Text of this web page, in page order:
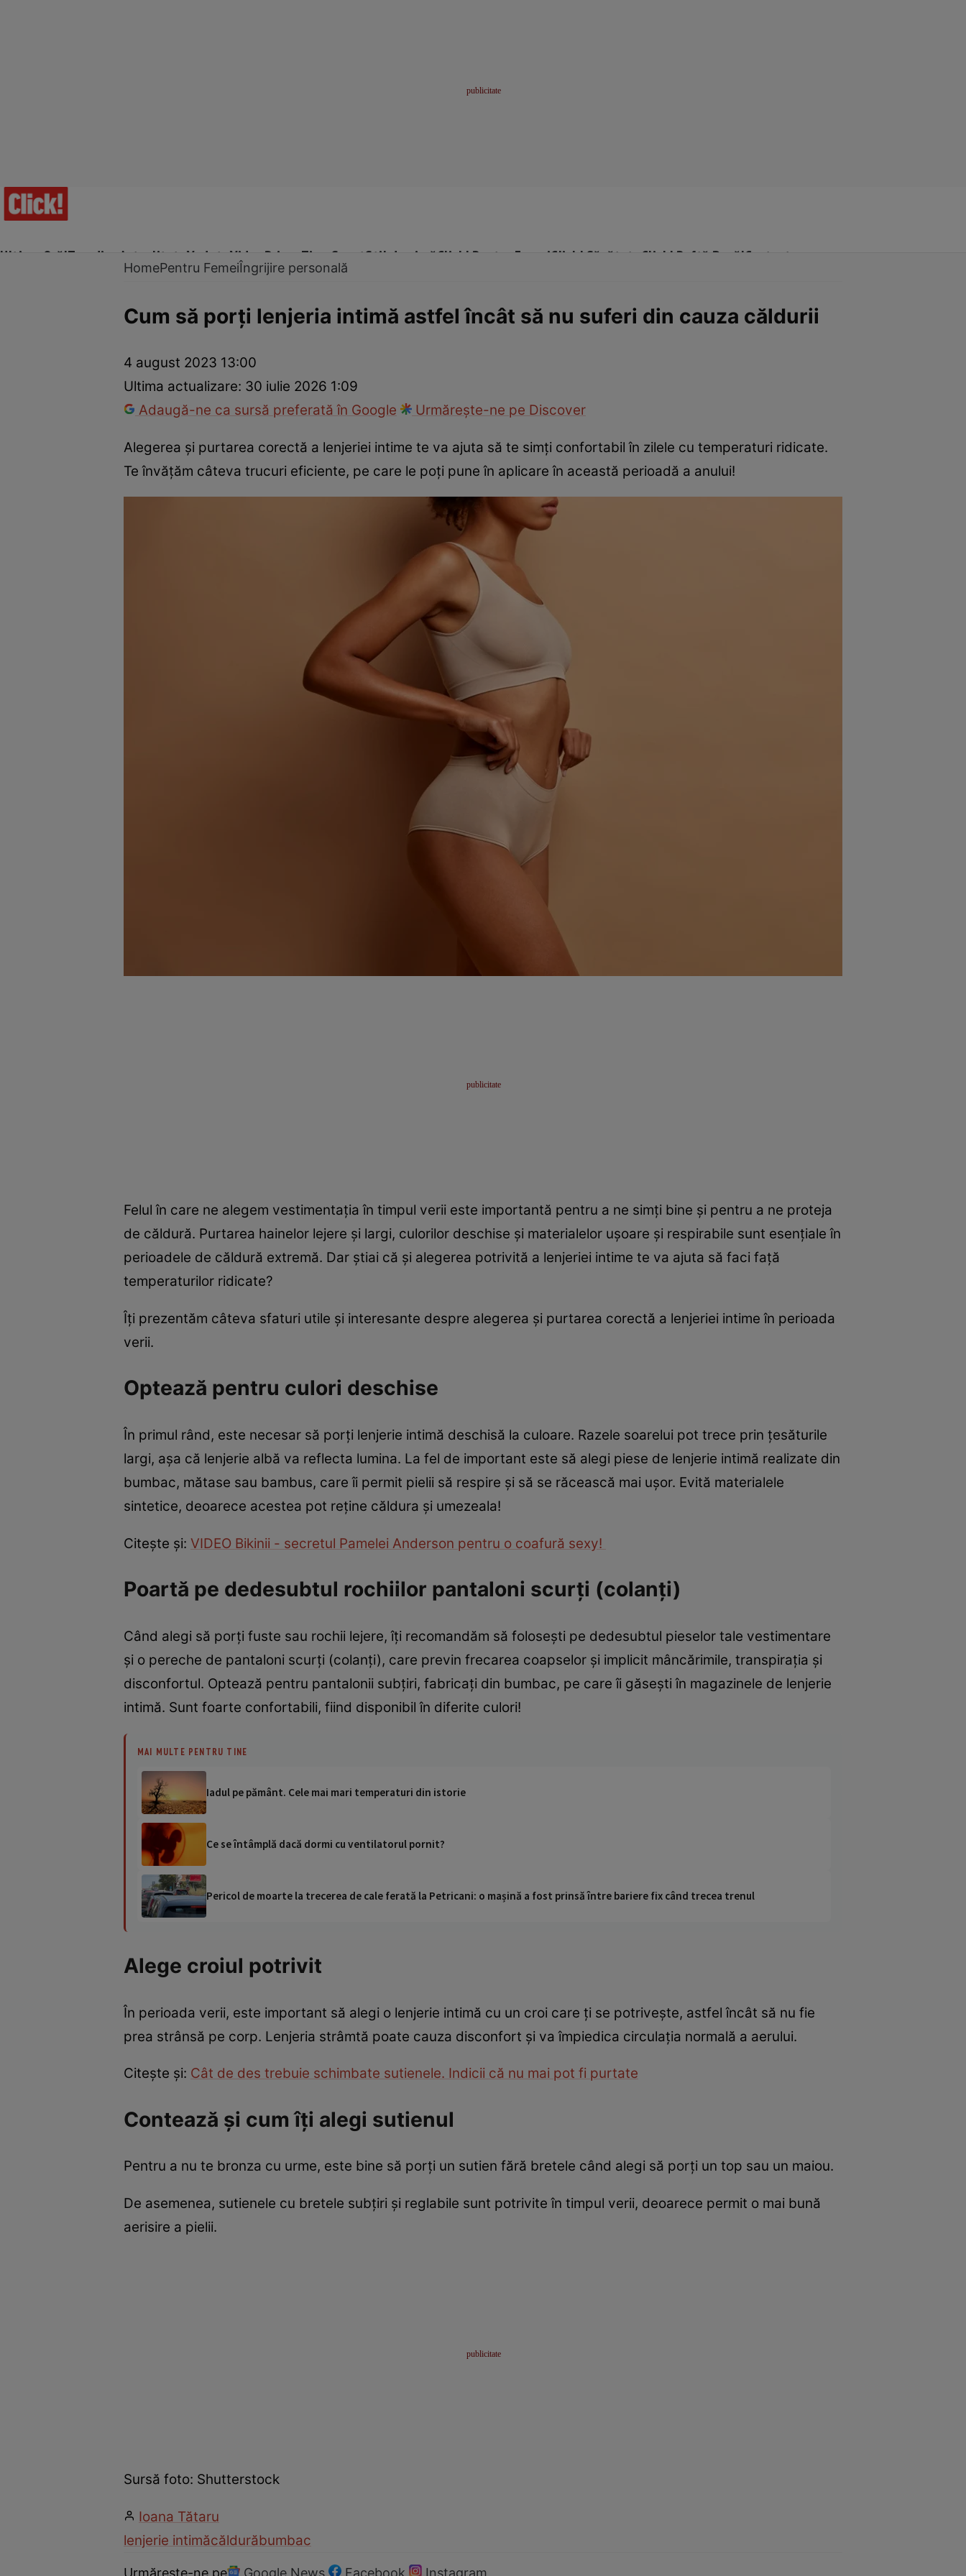
Ultima Oră!Trending Actualitate Vedete Video Prime Time SportStil de viațăClick! Pentru FemeiClick! Sănătate Click! Poftă Bună!Contact
Dezvoltare personalăÎngrijire personalăCasă și grădină
HomePentru FemeiÎngrijire personală
Cum să porți lenjeria intimă astfel încât să nu suferi din cauza căldurii
4 august 2023 13:00
Ultima actualizare: 30 iulie 2026 1:09
Adaugă-ne ca sursă preferată în Google
Urmărește-ne pe Discover
Alegerea și purtarea corectă a lenjeriei intime te va ajuta să te simți confortabil în zilele cu temperaturi ridicate.
Te învățăm câteva trucuri eficiente, pe care le poți pune în aplicare în această perioadă a anului!
Felul în care ne alegem vestimentația în timpul verii este importantă pentru a ne simți bine și pentru a ne proteja
de căldură. Purtarea hainelor lejere și largi, culorilor deschise și materialelor ușoare și respirabile sunt esențiale în
perioadele de căldură extremă. Dar știai că și alegerea potrivită a lenjeriei intime te va ajuta să faci față
temperaturilor ridicate?
Îți prezentăm câteva sfaturi utile și interesante despre alegerea și purtarea corectă a lenjeriei intime în perioada
verii.
Optează pentru culori deschise
În primul rând, este necesar să porți lenjerie intimă deschisă la culoare. Razele soarelui pot trece prin țesăturile
largi, așa că lenjerie albă va reflecta lumina. La fel de important este să alegi piese de lenjerie intimă realizate din
bumbac, mătase sau bambus, care îi permit pielii să respire și să se răcească mai ușor. Evită materialele
sintetice, deoarece acestea pot reține căldura și umezeala!
Citește și: VIDEO Bikinii - secretul Pamelei Anderson pentru o coafură sexy!
Poartă pe dedesubtul rochiilor pantaloni scurți (colanți)
Când alegi să porți fuste sau rochii lejere, îți recomandăm să folosești pe dedesubtul pieselor tale vestimentare
și o pereche de pantaloni scurți (colanți), care previn frecarea coapselor și implicit mâncărimile, transpirația și
disconfortul. Optează pentru pantalonii subțiri, fabricați din bumbac, pe care îi găsești în magazinele de lenjerie
intimă. Sunt foarte confortabili, fiind disponibil în diferite culori!
MAI MULTE PENTRU TINE
Iadul pe pământ. Cele mai mari temperaturi din istorie
Ce se întâmplă dacă dormi cu ventilatorul pornit?
Pericol de moarte la trecerea de cale ferată la Petricani: o mașină a fost prinsă între bariere fix când trecea trenul
Alege croiul potrivit
În perioada verii, este important să alegi o lenjerie intimă cu un croi care ți se potrivește, astfel încât să nu fie
prea strânsă pe corp. Lenjeria strâmtă poate cauza disconfort și va împiedica circulația normală a aerului.
Citește și: Cât de des trebuie schimbate sutienele. Indicii că nu mai pot fi purtate
Contează și cum îți alegi sutienul
Pentru a nu te bronza cu urme, este bine să porți un sutien fără bretele când alegi să porți un top sau un maiou.
De asemenea, sutienele cu bretele subțiri și reglabile sunt potrivite în timpul verii, deoarece permit o mai bună
aerisire a pielii.
Sursă foto: Shutterstock
Ioana Tătaru
lenjerie intimăcăldurăbumbac
Urmărește-ne pe Google News Facebook Instagram